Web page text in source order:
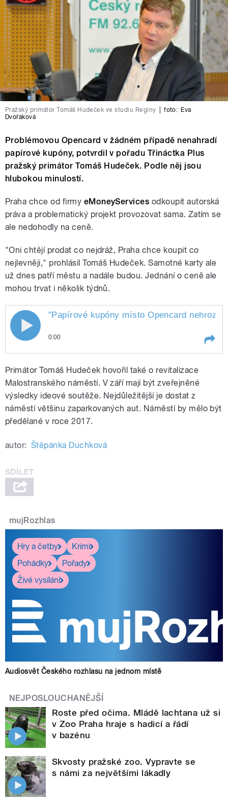
Pražský primátor Tomáš Hudeček ve studiu Reginy foto: Eva
Dvořáková
Problémovou Opencard v žádném případě nenahradí
papírové kupóny, potvrdil v pořadu Třináctka Plus
pražský primátor Tomáš Hudeček. Podle něj jsou
hlubokou minulostí.
Praha chce od firmy eMoneyServices odkoupit autorská
práva a problematický projekt provozovat sama. Zatím se
ale nedohodly na ceně.
"Oni chtějí prodat co nejdráž, Praha chce koupit co
nejlevněji," prohlásil Tomáš Hudeček. Samotné karty ale
už dnes patří městu a nadále budou. Jednání o ceně ale
mohou trvat i několik týdnů.
"Papírové kupóny místo Opencard
0:00
Opencard nehrozí," potvrdil
pražský primátor Tomáš
Hudeček. O aktuální situaci
kolem Opencard, tunelu Blanka i
Malostranského náměstí hovořil
se Štěpánkou Duchkovou.
Primátor Tomáš Hudeček hovořil také o revitalizace
Malostranského náměstí. V září mají být zveřejněné
výsledky ideové soutěže. Nejdůležitější je dostat z
náměstí většinu zaparkovaných aut. Náměstí by mělo být
předělané v roce 2017.
autor: Štěpánka Duchková
mujRozhlas
Hry a četby
Krimi
Pohádky
Pořady
Živé vysílání
Audiosvět Českého rozhlasu na jednom místě
NEJPOSLOUCHANĚJŠÍ
Roste před očima. Mládě lachtana už si
v Zoo Praha hraje s hadicí a řádí
v bazénu
Skvosty pražské zoo. Vypravte se
s námi za největšími lákadly